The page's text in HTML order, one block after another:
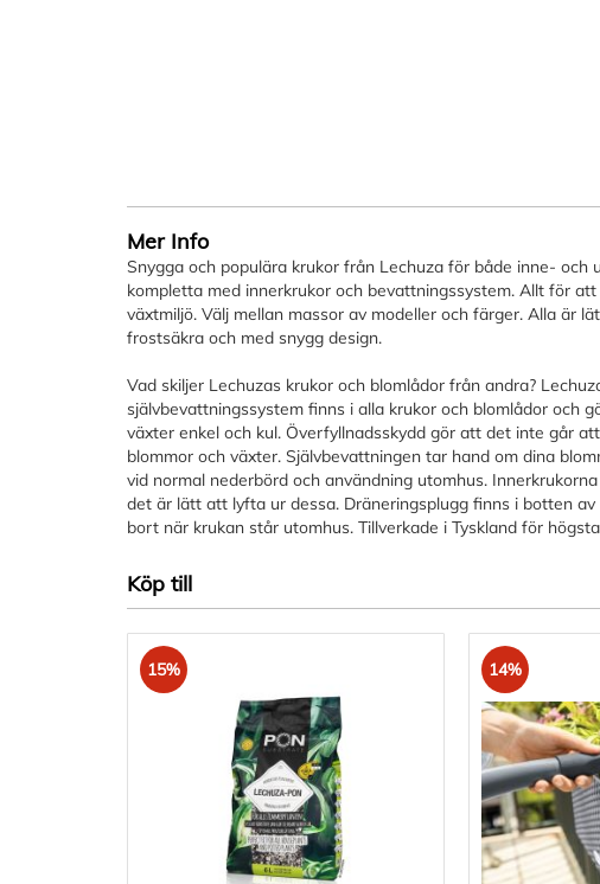
Mer Info
Snygga och populära krukor från Lechuza för både inne- och
kompletta med innerkrukor och bevattningssystem. Allt för
växtmiljö. Välj mellan massor av modeller och färger. Alla är
frostsäkra och med snygg design.
Vad skiljer Lechuzas krukor och blomlådor från andra?
självbevattningssystem finns i alla krukor och blomlådor och
växter enkel och kul. Överfyllnadsskydd gör att det inte går
blommor och växter. Självbevattningen tar hand om dina
vid normal nederbörd och användning utomhus.
det är lätt att lyfta ur dessa. Dräneringsplugg finns i botten
bort när krukan står utomhus. Tillverkade i Tyskland för
Köp till
15% 14%